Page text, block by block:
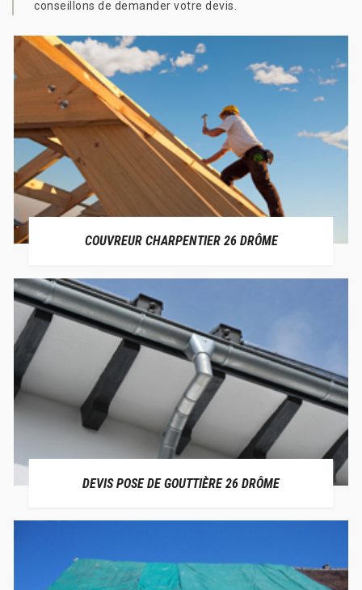
conseillons de demander votre devis.
COUVREUR CHARPENTIER 26 DRÔME
DEVIS POSE DE GOUTTIÈRE 26 DRÔME